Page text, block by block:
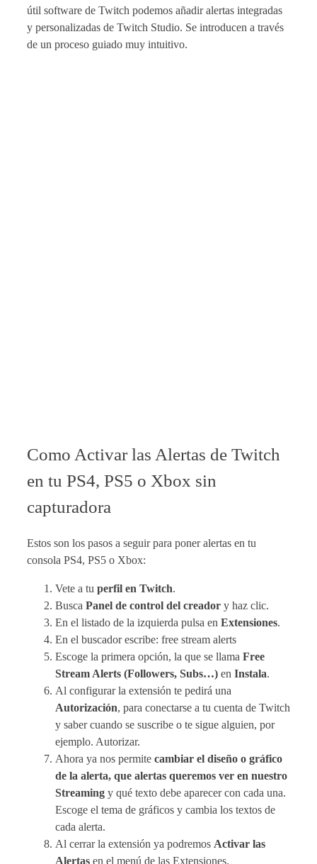
útil software de Twitch podemos añadir alertas integradas
y personalizadas de Twitch Studio. Se introducen a través
de un proceso guiado muy intuitivo.
Como Activar las Alertas de Twitch
en tu PS4, PS5 o Xbox sin
capturadora
Estos son los pasos a seguir para poner alertas en tu
consola PS4, PS5 o Xbox:
Vete a tu perfil en Twitch.
Busca Panel de control del creador y haz clic.
En el listado de la izquierda pulsa en Extensiones.
En el buscador escribe: free stream alerts
Escoge la primera opción, la que se llama Free
Stream Alerts (Followers, Subs…) en Instala.
Al configurar la extensión te pedirá una
Autorización, para conectarse a tu cuenta de Twitch
y saber cuando se suscribe o te sigue alguien, por
ejemplo. Autorizar.
Ahora ya nos permite cambiar el diseño o gráfico
de la alerta, que alertas queremos ver en nuestro
Streaming y qué texto debe aparecer con cada una.
Escoge el tema de gráficos y cambia los textos de
cada alerta.
Al cerrar la extensión ya podremos Activar las
Alertas en el menú de las Extensiones.